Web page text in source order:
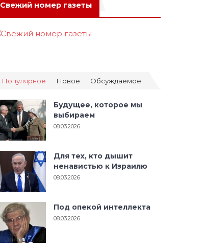
Свежий номер газеты
Популярное Новое Обсуждаемое
Будущее, которое мы
выбираем
08.03.2026
Для тех, кто дышит
ненавистью к Израилю
08.03.2026
Под опекой интеллекта
08.03.2026